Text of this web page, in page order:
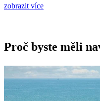
zobrazit více
Proč byste měli